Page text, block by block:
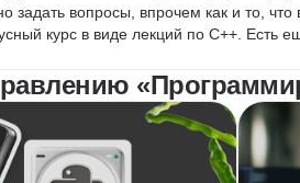
задать вопросы, впрочем как и то,
курс в виде лекций по С++. Есть